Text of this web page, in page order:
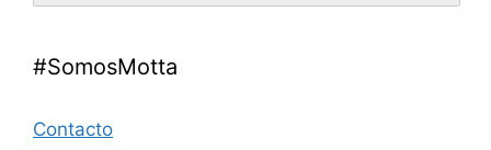
#SomosMotta
Contacto